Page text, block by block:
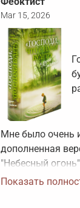
Mar 15, 2026
Мне было очень
дополненная
"Небесный огонь".
Показать